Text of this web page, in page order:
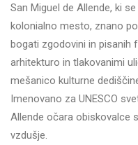
San Miguel de Allende, ki
kolonialno mesto, znano
bogati zgodovini in pisanih
arhitekturo in tlakovanimi
mešanico kulturne
Imenovano za UNESCO
Allende očara obiskovalce
vzdušje.